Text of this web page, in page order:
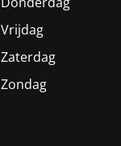
Vrijdag
Zaterdag
Zondag